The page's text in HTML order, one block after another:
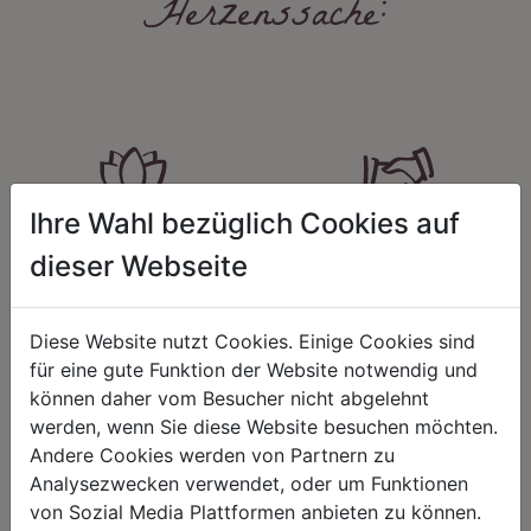
Herzenssache:
HARMONIE
Unser Sortiment steht für ein
positives Lebensgefühl. Wir
Momente für harmonische Stunden
zu Hause – den Ort, an dem
Menschen sich geborgen fühlen und
positive Energie schöpfen.
FAIRNESS
auch ein guter Preis. Wir handeln
Kalkulation, angemessene
Entlohnung und unsere
nachhaltigen, gewachsenen
Geschäftsbeziehungen.
Ihre Wahl bezüglich Cookies auf
dieser Webseite
Diese Website nutzt Cookies. Einige Cookies sind
für eine gute Funktion der Website notwendig und
können daher vom Besucher nicht abgelehnt
werden, wenn Sie diese Website besuchen möchten.
Andere Cookies werden von Partnern zu
Analysezwecken verwendet, oder um Funktionen
von Sozial Media Plattformen anbieten zu können.